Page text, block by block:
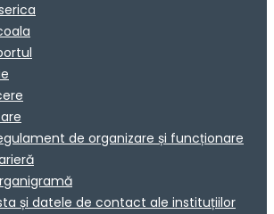
de organizare și funcționare
și datele de contact ale instituțiilor